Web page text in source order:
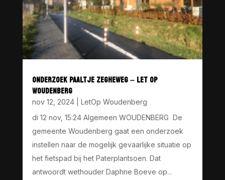
ONDERZOEK PAALTJE ZEGHEWEG – LET OP
WOUDENBERG
nov 12, 2024| LetOp Woudenberg
di 12 nov, 15:24 Algemeen WOUDENBERG De
gemeente Woudenberg gaat een onderzoek
instellen naar de mogelijk gevaarlijke situatie op
het fietspad bij het Paterplantsoen. Dat
antwoordt wethouder Daphne Boeve op...